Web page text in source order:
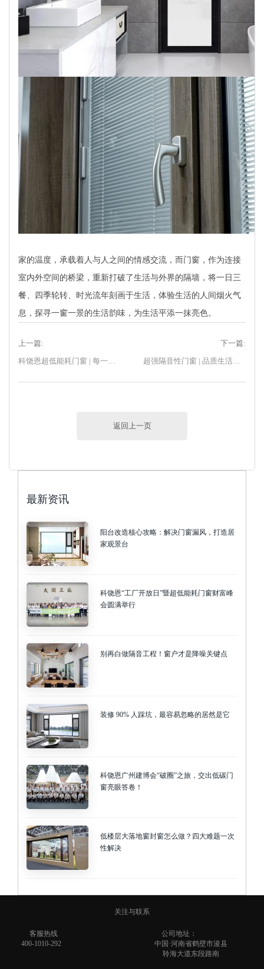
家的温度，承载着人与人之间的情感交流，而门窗，作为连接
室内外空间的桥梁，重新打破了生活与外界的隔墙，将一日三
餐、四季轮转、时光流年刻画于生活，体验生活的人间烟火气
息，探寻一窗一景的生活韵味，为生活平添一抹亮色。
上一篇:
科饶恩超低能耗门窗 | 每一个订单的交付，都铭刻着诚信与专业！
下一篇:
超强隔音性门窗 | 品质生活的必备选择
返回上一页
最新资讯
阳台改造核心攻略：解决门窗漏风，打造居
家观景台
科饶恩“工厂开放日”暨超低能耗门窗财富峰
会圆满举行
别再白做隔音工程！窗户才是降噪关键点
装修 90% 人踩坑，最容易忽略的居然是它
科饶恩广州建博会“破圈”之旅，交出低碳门
窗亮眼答卷！
低楼层大落地窗封窗怎么做？四大难题一次
性解决
关注与联系
客服热线
400-1010-292
公司地址：
中国·河南省鹤壁市浚县
聆海大道东段路南